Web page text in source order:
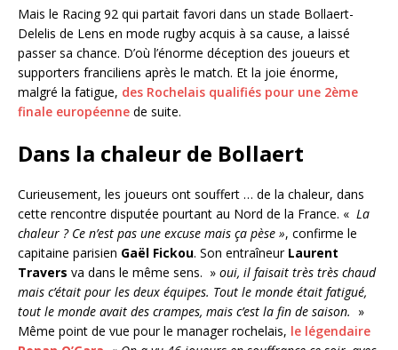
Mais le Racing 92 qui partait favori dans un stade Bollaert-
Delelis de Lens en mode rugby acquis à sa cause, a laissé
passer sa chance. D’où l’énorme déception des joueurs et
supporters franciliens après le match. Et la joie énorme,
malgré la fatigue, des Rochelais qualifiés pour une 2ème
finale européenne de suite.
Dans la chaleur de Bollaert
Curieusement, les joueurs ont souffert … de la chaleur, dans
cette rencontre disputée pourtant au Nord de la France. « La
chaleur ? Ce n’est pas une excuse mais ça pèse », confirme le
capitaine parisien Gaël Fickou. Son entraîneur Laurent
Travers va dans le même sens. » oui, il faisait très très chaud
mais c’était pour les deux équipes. Tout le monde était fatigué,
tout le monde avait des crampes, mais c’est la fin de saison. »
Même point de vue pour le manager rochelais, le légendaire